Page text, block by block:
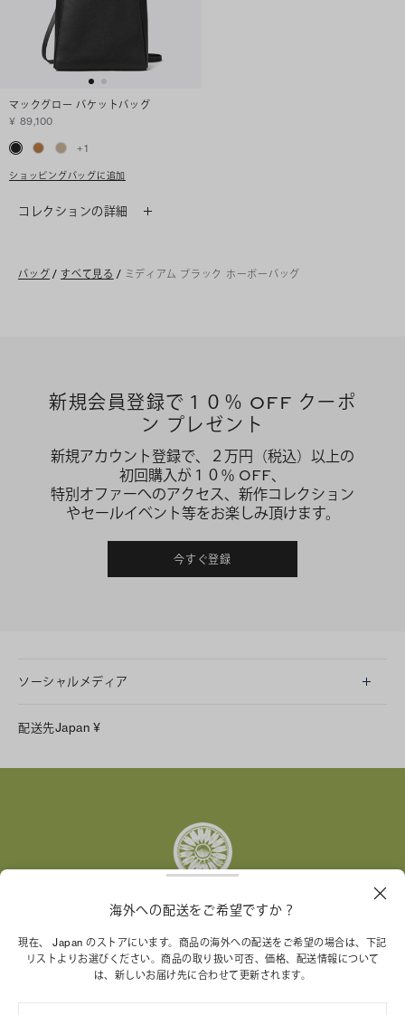
マックグロー バケットバッグ
¥ 89,100
+1
ショッピングバッグに追加
コレクションの詳細
バッグ / すべて見る / ミディアム ブラック ホーボーバッグ
新規会員登録で１０％ OFF クーポ
ン プレゼント
新規アカウント登録で、２万円（税込）以上の
初回購入が１０％ OFF、
特別オファーへのアクセス、新作コレクション
やセールイベント等をお楽しみ頂けます。
今すぐ登録
ソーシャルメディア
Facebook
配送先Japan ¥
トリー バーチ財団は、女性起業家が持続可能な企業を築
くことを支援しています。
海外への配送をご希望ですか？
現在、 Japan のストアにいます。商品の海外への配送をご希望の場合は、下記
リストよりお選びください。商品の取り扱い可否、価格、配送情報について
は、新しいお届け先に合わせて更新されます。